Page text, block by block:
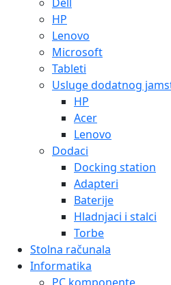
HP
Lenovo
Microsoft
Tableti
Usluge dodatnog
HP
Acer
Lenovo
Dodaci
Docking station
Adapteri
Baterije
Hladnjaci i stalci
Torbe
Stolna računala
Informatika